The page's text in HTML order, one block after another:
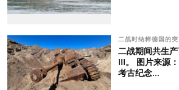
二战时纳粹德国的突
二战期间共生
III。 图片来源
考古纪念...